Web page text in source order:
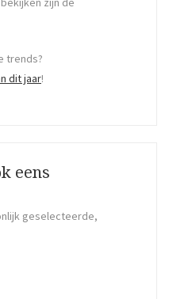
trends?
dit jaar!
eens
geselecteerde,